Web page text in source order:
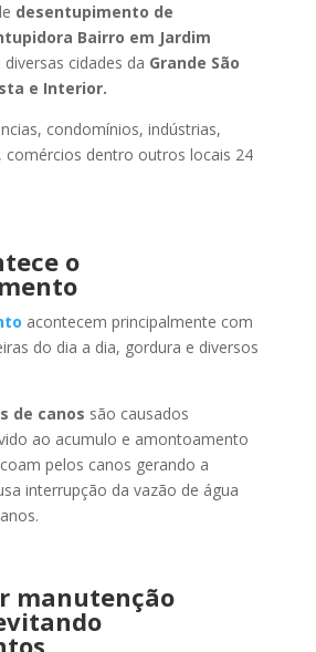
desentupimento de
Bairro em Jardim
cidades da Grande São
e Interior.
condomínios, indústrias,
comércios dentro outros locais 24
o
acontecem principalmente com
do dia a dia, gordura e diversos
de canos são causados
ao acumulo e amontoamento
pelos canos gerando a
interrupção da vazão de água
manutenção